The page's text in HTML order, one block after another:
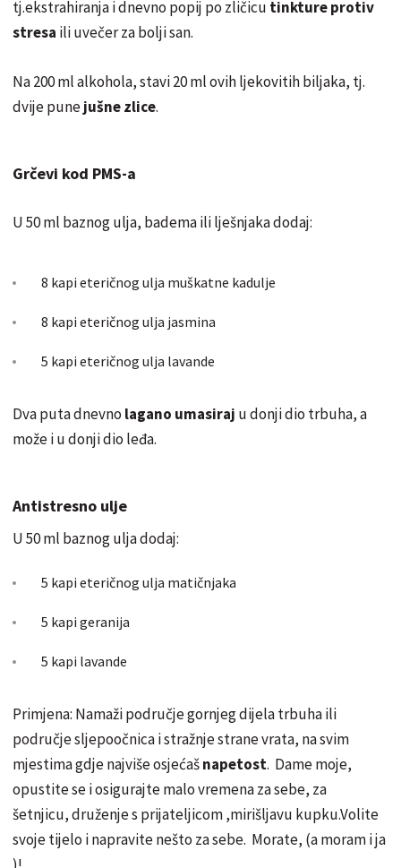
tj.ekstrahiranja i dnevno popij po zličicu tinkture protiv
stresa ili uvečer za bolji san.
Na 200 ml alkohola, stavi 20 ml ovih ljekovitih biljaka, tj.
dvije punejušnezlice.
Grčevi kod PMS-a
U 50 ml baznog ulja, badema ili lješnjaka dodaj:
8 kapi eteričnog ulja muškatne kadulje
8 kapi eteričnog ulja jasmina
5 kapi eteričnog ulja lavande
Dva puta dnevno lagano umasiraj u donji dio trbuha, a
može i u donji dio leđa.
Antistresno ulje
U 50 ml baznog ulja dodaj:
5 kapi eteričnog ulja matičnjaka
5 kapi geranija
5 kapi lavande
Primjena: Namaži područje gornjeg dijela trbuha ili
područje sljepoočnica i stražnje strane vrata, na svim
mjestima gdje najvišeosjećašnapetost. Dame moje,
opustite se i osigurajte malo vremena za sebe, za
šetnjicu,druženjes prijateljicom ,mirišljavu kupku.Volite
svoje tijelo i napravitenešto za sebe. Morate, (a moram i ja